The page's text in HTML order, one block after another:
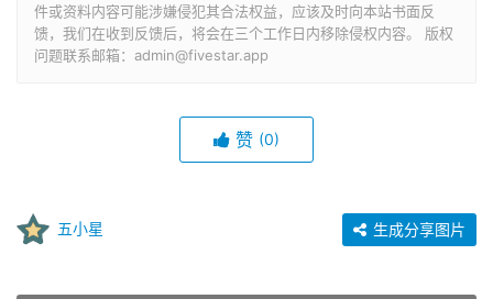
件或资料内容可能涉嫌侵犯其合法权益，应该及时向本站书面反
馈，我们在收到反馈后，将会在三个工作日内移除侵权内容。 版权
问题联系邮箱：admin@fivestar.app
赞 (0)
五小星 生成分享图片